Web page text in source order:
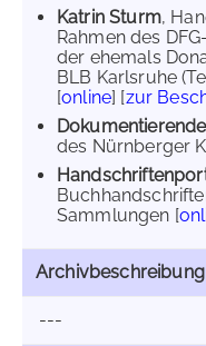
Katrin Sturm,
Rahmen des
der ehemals
BLB Karlsruhe
[online] [zur
des Nürnberger
Sammlungen [
Archivbeschreibung
---